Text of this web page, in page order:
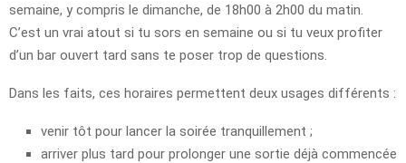
semaine, y compris le dimanche, de 18h00 à 2h00 du matin.
C’est un vrai atout si tu sors en semaine ou si tu veux profiter
d’un bar ouvert tard sans te poser trop de questions.
Dans les faits, ces horaires permettent deux usages différents :
venir tôt pour lancer la soirée tranquillement ;
arriver plus tard pour prolonger une sortie déjà commencée